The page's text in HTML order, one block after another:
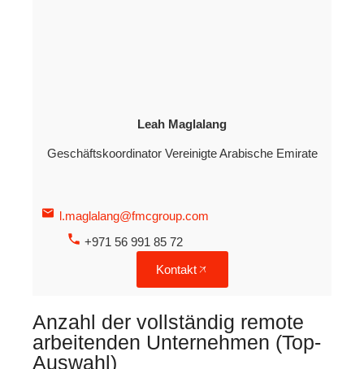
Leah Maglalang
Geschäftskoordinator Vereinigte Arabische Emirate
l.maglalang@fmcgroup.com
+971 56 991 85 72
Kontakt
Anzahl der vollständig remote
arbeitenden Unternehmen (Top-
Auswahl)